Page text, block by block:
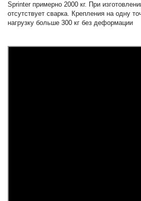
Sprinter примерно 2000 кг. При
отсутствует сварка. Крепления на одну
нагрузку больше 300 кг без деформации